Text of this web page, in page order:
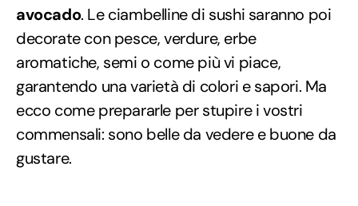
avocado. Le ciambelline di sushi saranno poi
decorate con pesce, verdure, erbe
aromatiche, semi o come più vi piace,
garantendo una varietà di colori e sapori. Ma
ecco come prepararle per stupire i vostri
commensali: sono belle da vedere e buone da
gustare.